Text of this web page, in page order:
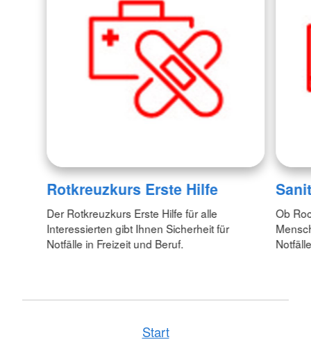
Rotkreuzkurs Erste Hilfe
Der Rotkreuzkurs Erste Hilfe für alle
Interessierten gibt Ihnen Sicherheit für
Notfälle in Freizeit und Beruf.
Ob
Start